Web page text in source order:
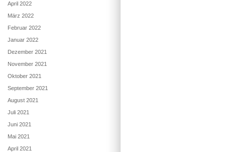
April 2022
März 2022
Februar 2022
Januar 2022
Dezember 2021
November 2021
Oktober 2021
September 2021
August 2021
Juli 2021
Juni 2021
Mai 2021
April 2021